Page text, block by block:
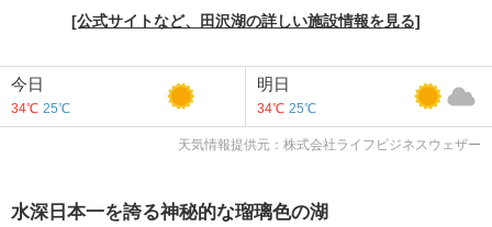
[公式サイトなど、田沢湖の詳しい施設情報を見る]
今日
34℃ 25℃
明日
34℃ 25℃
天気情報提供元：株式会社ライフビジネスウェザー
水深日本一を誇る神秘的な瑠璃色の湖